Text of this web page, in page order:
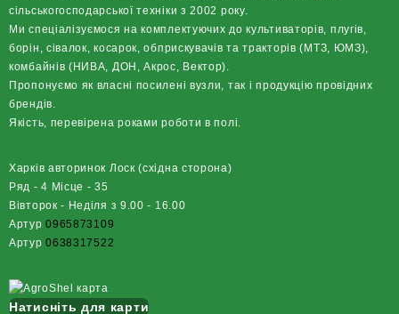
сільськогосподарської техніки з 2002 року.
Ми спеціалізуємося на комплектуючих до культиваторів, плугів,
борін, сівалок, косарок, обприскувачів та тракторів (МТЗ, ЮМЗ),
комбайнів (НИВА, ДОН, Акрос, Вектор).
Пропонуємо як власні посилені вузли, так і продукцію провідних
брендів.
Якість, перевірена роками роботи в полі.
Харків авторинок Лоск (східна сторона)
Ряд - 4 Місце - 35
Вівторок - Неділя з 9.00 - 16.00
Артур0965873109
Артур0638317522
Натисніть для карти